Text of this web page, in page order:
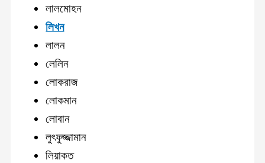
লালমোহন
লিখন
লালন
লেলিন
লোকরাজ
লোকমান
লোবান
লুৎফুজ্জামান
লিয়াকত